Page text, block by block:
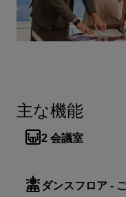
主な機能
2会議室
ダンスフロア -